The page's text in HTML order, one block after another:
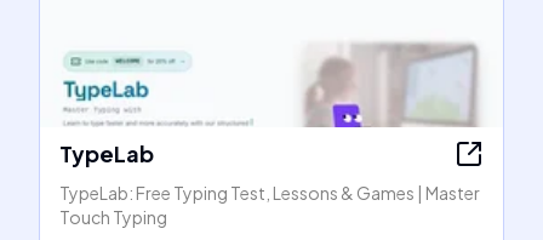
TypeLab
TypeLab: Free Typing Test, Lessons & Games | Master
Touch Typing